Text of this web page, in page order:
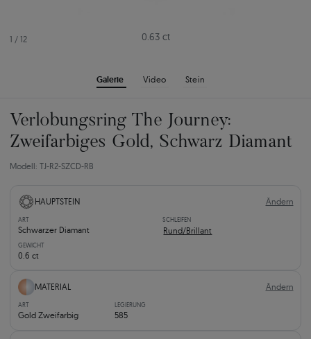
1 / 12
Galerie Video Stein
0.63 ct
Verlobungsring The Journey:
Zweifarbiges Gold, Schwarz Diamant
Modell: TJ-R2-SZCD-RB
HAUPTSTEIN Ändern
ART
Schwarzer Diamant
SCHLEIFEN
Rund/Brillant
GEWICHT
0.6 ct
MATERIAL Ändern
ART
Gold Zweifarbig
LEGIERUNG
585